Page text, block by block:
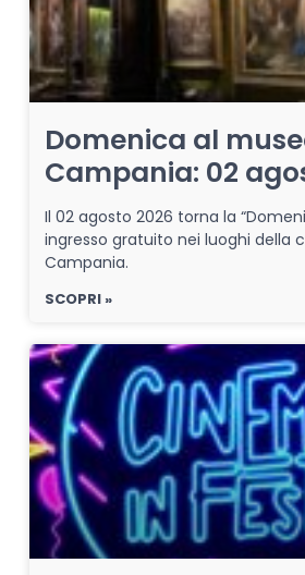
Domenica al
Campania: 02
Il 02 agosto 2026 torna la
ingresso gratuito nei luoghi della
Campania.
SCOPRI »